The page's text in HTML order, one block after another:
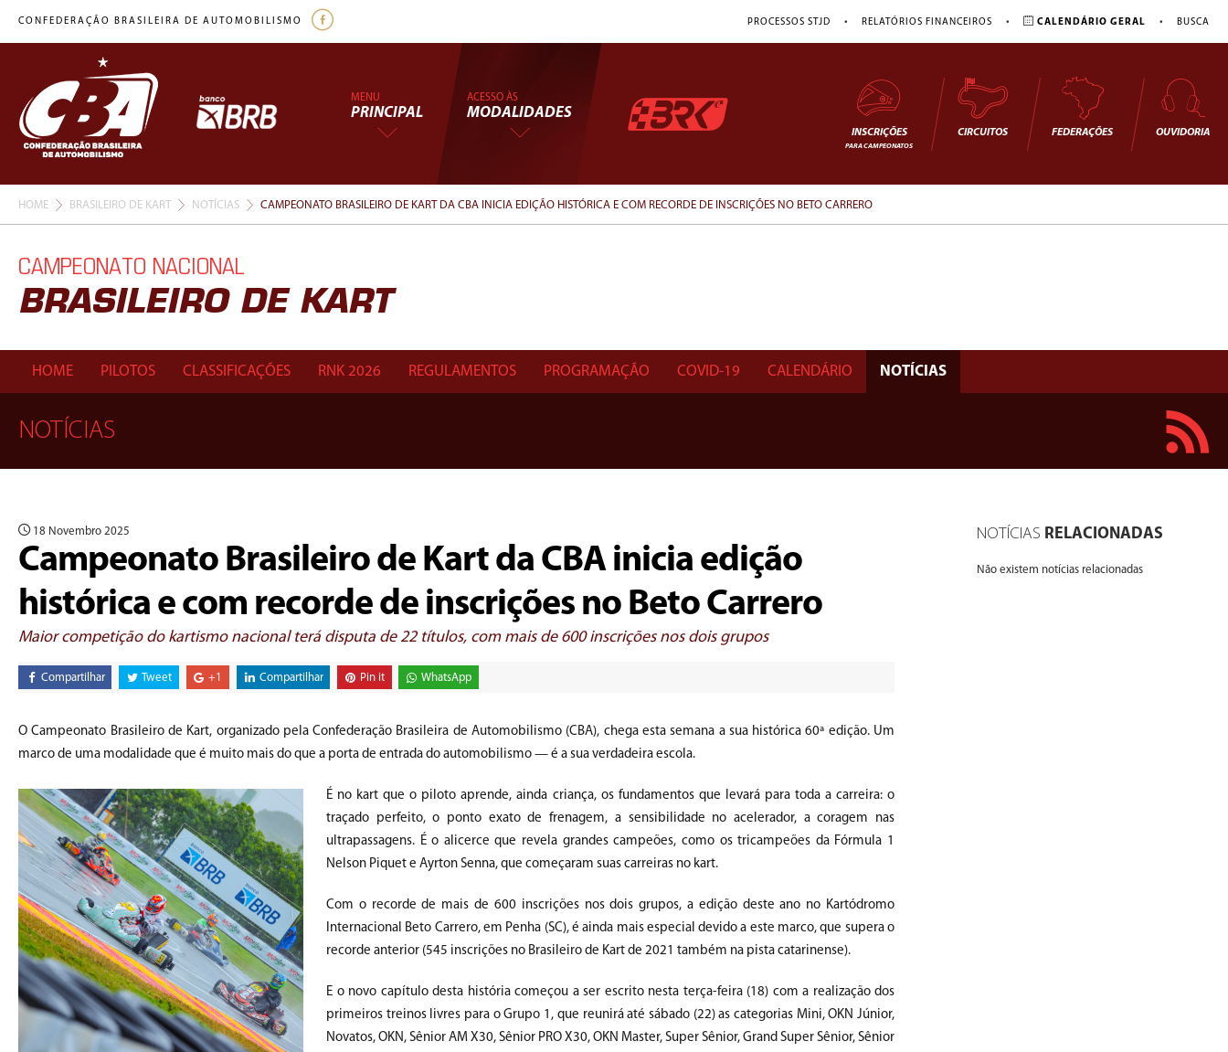
CONFEDERAÇÃO BRASILEIRA DE AUTOMOBILISMO PROCESSOS STJD • RELATÓRIOS FINANCEIROS • CALENDÁRIO GERAL • BUSCA
MENU
PRINCIPAL
ACESSO ÀS
MODALIDADES
INSCRIÇÕES
PARA CAMPEONATOS
CIRCUITOS FEDERAÇÕES OUVIDORIA
HOME BRASILEIRO DE KART NOTÍCIAS CAMPEONATO BRASILEIRO DE KART DA CBA INICIA EDIÇÃO HISTÓRICA E COM RECORDE DE INSCRIÇÕES NO BETO CARRERO
CAMPEONATO NACIONAL
BRASILEIRO DE KART
HOME PILOTOS CLASSIFICAÇÕES RNK 2026 REGULAMENTOS PROGRAMAÇÃO COVID-19 CALENDÁRIO NOTÍCIAS
NOTÍCIAS
18 Novembro 2025
Campeonato Brasileiro de Kart da CBA inicia edição
histórica e com recorde de inscrições no Beto Carrero
Maior competição do kartismo nacional terá disputa de 22 títulos, com mais de 600 inscrições nos dois grupos
Compartilhar Tweet +1 Compartilhar Pin it WhatsApp
O Campeonato Brasileiro de Kart, organizado pela Confederação Brasileira de Automobilismo (CBA), chega esta semana a sua histórica 60ª edição. Um
marco de uma modalidade que é muito mais do que a porta de entrada do automobilismo — é a sua verdadeira escola.
É no kart que o piloto aprende, ainda criança, os fundamentos que levará para toda a carreira: o
traçado perfeito, o ponto exato de frenagem, a sensibilidade no acelerador, a coragem nas
ultrapassagens. É o alicerce que revela grandes campeões, como os tricampeões da Fórmula 1
Nelson Piquet e Ayrton Senna, que começaram suas carreiras no kart.
Com o recorde de mais de 600 inscrições nos dois grupos, a edição deste ano no Kartódromo
Internacional Beto Carrero, em Penha (SC), é ainda mais especial devido a este marco, que supera o
recorde anterior (545 inscrições no Brasileiro de Kart de 2021 também na pista catarinense).
E o novo capítulo desta história começou a ser escrito nesta terça-feira (18) com a realização dos
primeiros treinos livres para o Grupo 1, que reunirá até sábado (22) as categorias Mini, OKN Júnior,
Novatos, OKN, Sênior AM X30, Sênior PRO X30, OKN Master, Super Sênior, Grand Super Sênior, Sênior
NOTÍCIAS RELACIONADAS
Não existem notícias relacionadas